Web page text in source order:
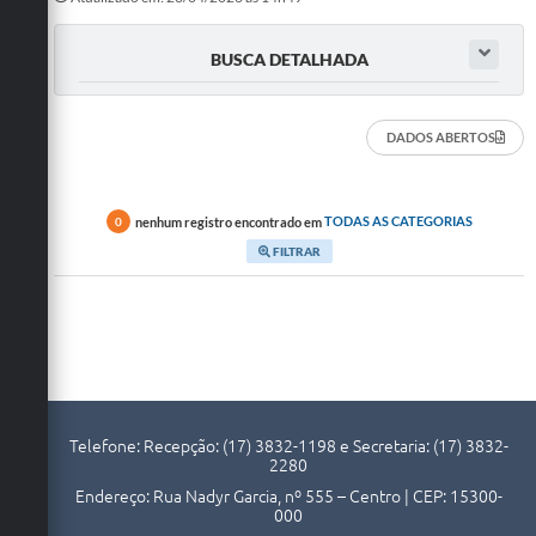
Legislação
Arquivos para Download
Contas Públicas
Licitação
BUSCA DETALHADA
DADOS ABERTOS
0 nenhum registro encontrado emTODAS AS CATEGORIAS
FILTRAR
Telefone: Recepção: (17) 3832-1198 e Secretaria: (17) 3832-
2280
Endereço: Rua Nadyr Garcia, nº 555 – Centro | CEP: 15300-
000